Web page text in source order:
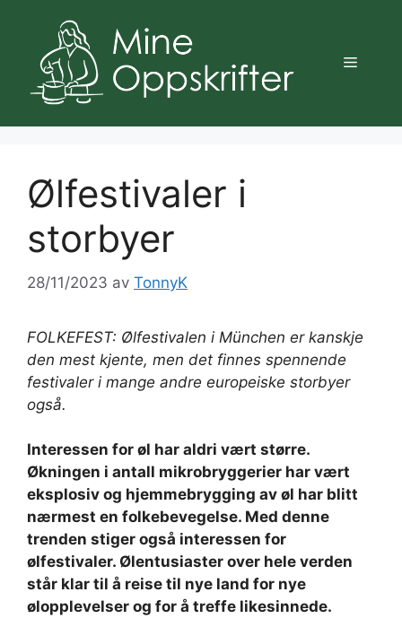
innhold
Meny
Ølfestivaler i
storbyer
28/11/2023 av TonnyK
FOLKEFEST: Ølfestivalen i München er kanskje
den mest kjente, men det finnes spennende
festivaler i mange andre europeiske storbyer
også.
Interessen for øl har aldri vært større.
Økningen i antall mikrobryggerier har vært
eksplosiv og hjemmebrygging av øl har blitt
nærmest en folkebevegelse. Med denne
trenden stiger også interessen for
ølfestivaler. Ølentusiaster over hele verden
står klar til å reise til nye land for nye
ølopplevelser og for å treffe likesinnede.